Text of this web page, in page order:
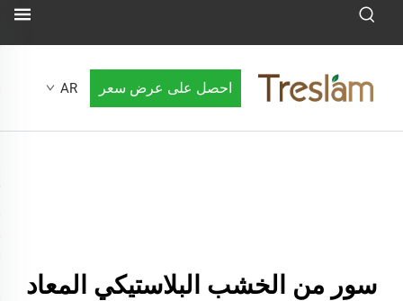
احصل على عرض سعر AR
سور من الخشب البلاستيكي المعاد